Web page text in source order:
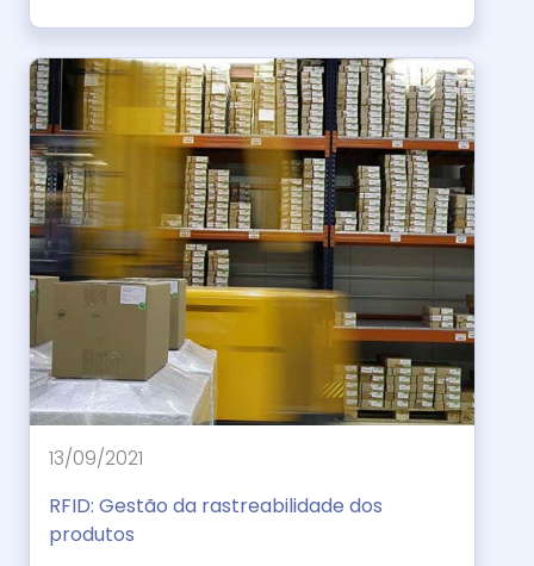
13/09/2021
RFID: Gestão da rastreabilidade dos
produtos